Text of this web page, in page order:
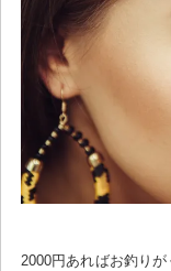
2000円あればお釣り